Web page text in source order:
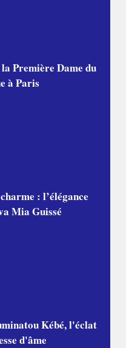
Première Dame du
à Paris
: l’élégance
Mia Guissé
Kébé, l'éclat
d'âme